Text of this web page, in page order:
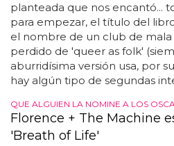
planteada que nos encantó...
para empezar, el título del
el nombre de un club de
perdido de 'queer as folk'
aburridísima versión usa, por
hay algún tipo de segundas
QUE ALGUIEN LA NOMINE A LOS
Florence + The Machine
'Breath of Life'